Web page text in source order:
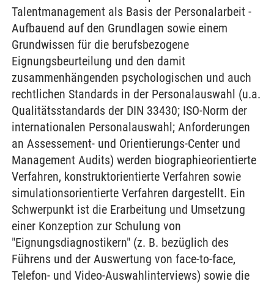
Talentmanagement als Basis der Personalarbeit -
Aufbauend auf den Grundlagen sowie einem
Grundwissen für die berufsbezogene
Eignungsbeurteilung und den damit
zusammenhängenden psychologischen und auch
rechtlichen Standards in der Personalauswahl (u.a.
Qualitätsstandards der DIN 33430; ISO-Norm der
internationalen Personalauswahl; Anforderungen
an Assessement- und Orientierungs-Center und
Management Audits) werden biographieorientierte
Verfahren, konstruktorientierte Verfahren sowie
simulationsorientierte Verfahren dargestellt. Ein
Schwerpunkt ist die Erarbeitung und Umsetzung
einer Konzeption zur Schulung von
"Eignungsdiagnostikern" (z. B. bezüglich des
Führens und der Auswertung von face-to-face,
Telefon- und Video-Auswahlinterviews) sowie die